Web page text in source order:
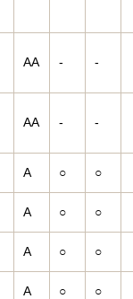
AA - -
AA - -
A ○ ○
A ○ ○
A ○ ○
A ○ ○